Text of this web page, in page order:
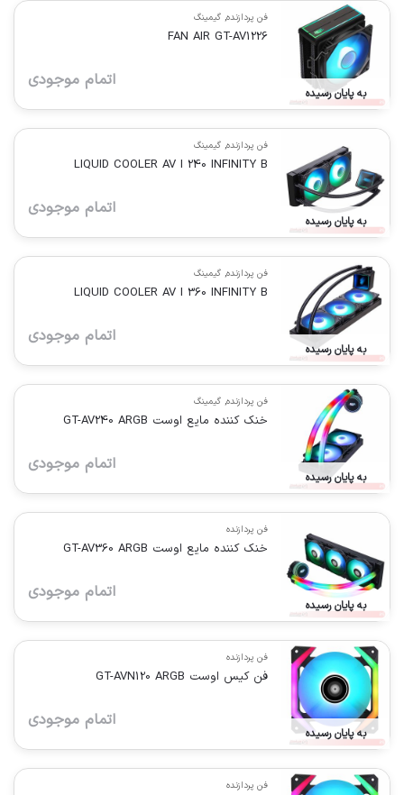
به پایان رسیده
فن پردازنده, گیمینگ
FAN AIR GT-AV1226
اتمام موجودی
به پایان رسیده
فن پردازنده, گیمینگ
LIQUID COOLER AV I 240 INFINITY B
اتمام موجودی
به پایان رسیده
فن پردازنده, گیمینگ
LIQUID COOLER AV I 360 INFINITY B
اتمام موجودی
به پایان رسیده
فن پردازنده, گیمینگ
خنک کننده مایع اوست GT-AV240 ARGB
اتمام موجودی
به پایان رسیده
فن پردازنده
خنک کننده مایع اوست GT-AV360 ARGB
اتمام موجودی
به پایان رسیده
فن پردازنده
فن کیس اوست GT-AVN120 ARGB
اتمام موجودی
فن پردازنده